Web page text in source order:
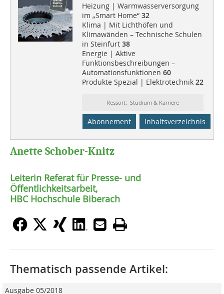
Heizung | Warmwasserversorgung
im „Smart Home“ 32
Klima | Mit Lichthöfen und
Klimawänden – Technische Schulen
in Steinfurt 38
Energie | Aktive
Funktionsbeschreibungen –
Automationsfunktionen 60
Produkte Spezial | Elektrotechnik 22
Ressort: Studium & Karriere
Abonnement Inhaltsverzeichnis
Anette Schober-Knitz
Leiterin Referat für Presse- und
Öffentlichkeitsarbeit,
HBC Hochschule Biberach
Thematisch passende Artikel:
Ausgabe 05/2018